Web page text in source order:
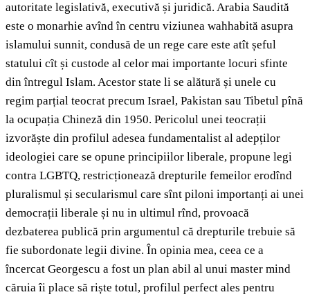
autoritate legislativă, executivă și juridică. Arabia Saudită
este o monarhie avînd în centru viziunea wahhabită asupra
islamului sunnit, condusă de un rege care este atît șeful
statului cît și custode al celor mai importante locuri sfinte
din întregul Islam. Acestor state li se alătură și unele cu
regim parțial teocrat precum Israel, Pakistan sau Tibetul pînă
la ocupația Chineză din 1950. Pericolul unei teocrații
izvorăște din profilul adesea fundamentalist al adepților
ideologiei care se opune principiilor liberale, propune legi
contra LGBTQ, restricționează drepturile femeilor erodînd
pluralismul și secularismul care sînt piloni importanți ai unei
democrații liberale și nu in ultimul rînd, provoacă
dezbaterea publică prin argumentul că drepturile trebuie să
fie subordonate legii divine. În opinia mea, ceea ce a
încercat Georgescu a fost un plan abil al unui master mind
căruia îi place să riște totul, profilul perfect ales pentru